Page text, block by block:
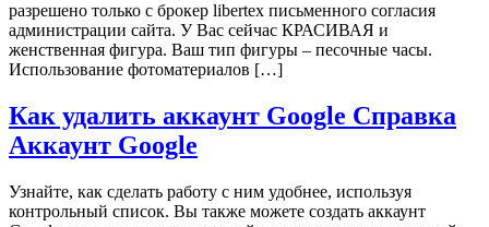
разрешено только с брокер libertex письменного согласия
администрации сайта. У Вас сейчас КРАСИВАЯ и
женственная фигура. Ваш тип фигуры – песочные часы.
Использование фотоматериалов […]
Как удалить аккаунт Google Cправка
Аккаунт Google
Узнайте, как сделать работу с ним удобнее, используя
контрольный список. Вы также можете создать аккаунт